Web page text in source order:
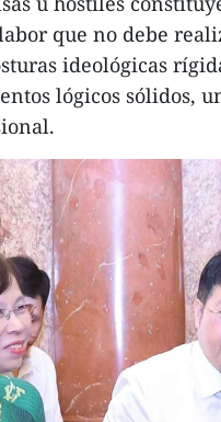
que no debe
ideológicas
lógicos sólidos,